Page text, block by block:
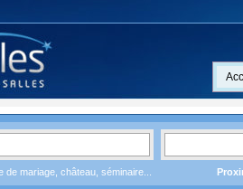
de mariage, château, séminaire...